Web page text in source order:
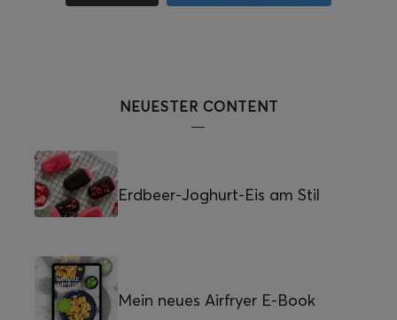
NEUESTER CONTENT
Erdbeer-Joghurt-Eis am Stil
Mein neues Airfryer E-Book